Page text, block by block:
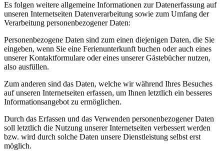
Es folgen weitere allgemeine Informationen zur Datenerfassung auf
unseren Internetseiten Datenverarbeitung sowie zum Umfang der
Verarbeitung personenbezogener Daten:
Personenbezogene Daten sind zum einen diejenigen Daten, die Sie
eingeben, wenn Sie eine Ferienunterkunft buchen oder auch eines
unserer Kontaktformulare oder eines unserer Gästebücher nutzen,
also ausfüllen.
Zum anderen sind das Daten, welche wir während Ihres Besuches
auf unseren Internetseiten erfassen, um Ihnen letztlich ein besseres
Informationsangebot zu ermöglichen.
Durch das Erfassen und das Verwenden personenbezogener Daten
soll letztlich die Nutzung unserer Internetseiten verbessert werden
bzw. wird durch solche Daten unsere Dienstleistung selbst erst
möglich.